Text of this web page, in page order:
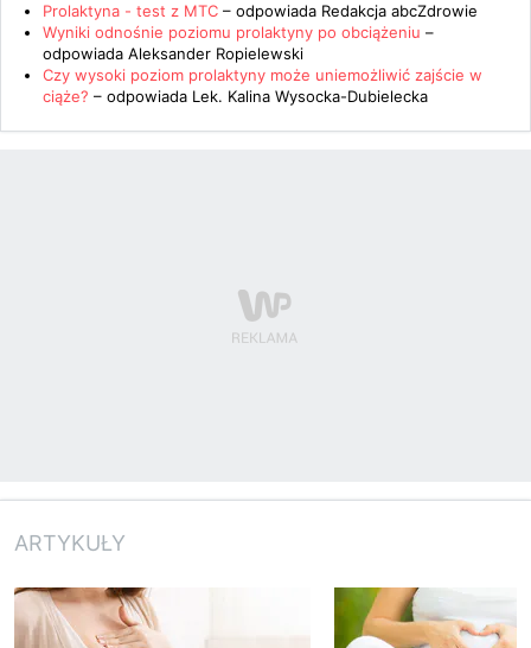
Prolaktyna - test z MTC – odpowiada Redakcja abcZdrowie
Wyniki odnośnie poziomu prolaktyny po obciążeniu –
odpowiada Aleksander Ropielewski
Czy wysoki poziom prolaktyny może uniemożliwić zajście w
ciąże? – odpowiada Lek. Kalina Wysocka-Dubielecka
ARTYKUŁY